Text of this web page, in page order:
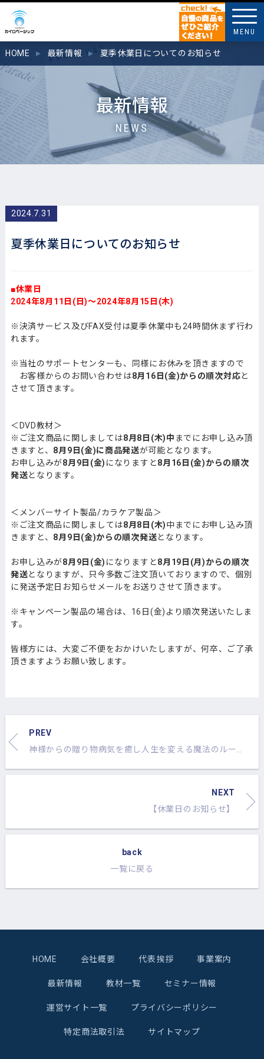
MENU
HOME 最新情報 夏季休業日についてのお知らせ
最新情報
NEWS
2024.7.31
夏季休業日についてのお知らせ
■休業日
2024年8月11日(日)～2024年8月15日(木)
※決済サービス及びFAX受付は夏季休業中も24時間休まず行わ
れます。
※当社のサポートセンターも、同様にお休みを頂きますので
お客様からのお問い合わせは8月16日(金)からの順次対応と
させて頂きます。
＜DVD教材＞
※ご注文商品に関しましては8月8日(木)中 までにお申し込み頂
きますと、 8月9日(金)に商品発送が可能となります。
お申し込みが8月9日(金) になりますと8月16日(金)からの順次
発送となります。
＜メンバーサイト製品/カラケア製品＞
※ご注文商品に関しましては8月8日(木)中までにお申し込み頂
きますと、 8月9日(金)からの順次発送となります。
お申し込みが8月9日(金) になりますと8月19日(月)からの順次
発送となりますが、
只今多数ご注文頂いておりますので、個別
に発送予定日お知らせメールをお送りさせて頂きます。
※キャンペーン製品の場合は、16日(金)より順次発送いたしま
す。
皆様方には、大変ご不便をおかけいたしますが、何卒、ご了承
頂きますようお願い致します。
PREV
NEXT
【休業日のお知らせ】
back
一覧に戻る
HOME 会社概要 代表挨拶 事業案内
最新情報 教材一覧 セミナー情報
運営サイト一覧 プライバシーポリシー
特定商法取引法 サイトマップ